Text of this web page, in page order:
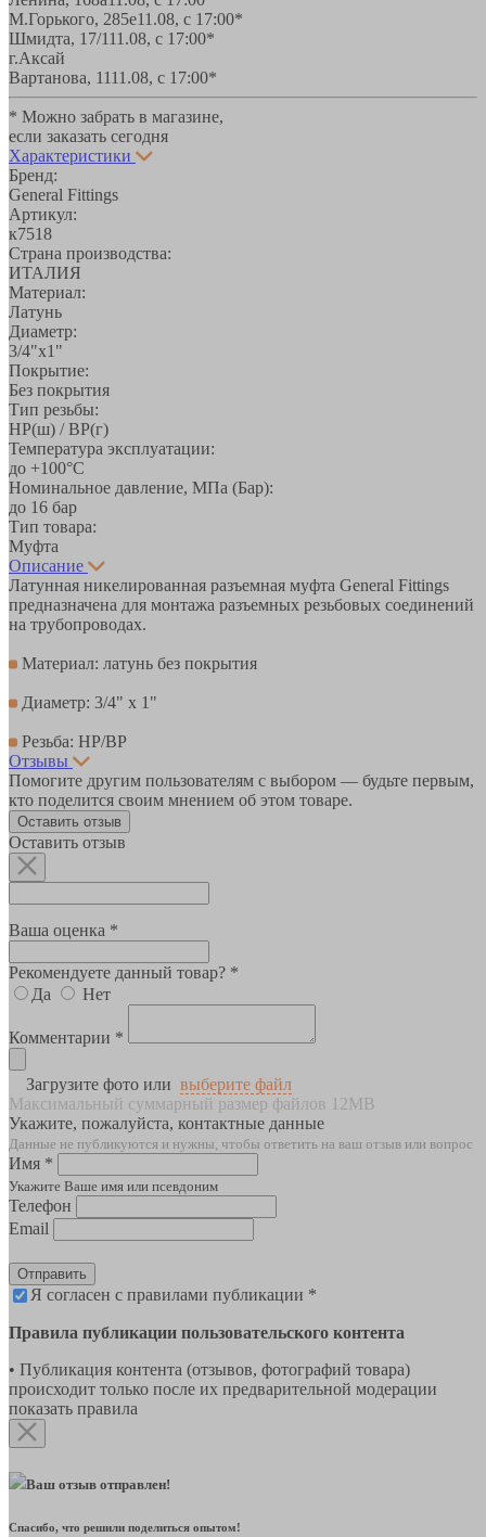
М.Горького, 285е11.08, с 17:00*
Шмидта, 17/111.08, с 17:00*
г.Аксай
Вартанова, 1111.08, с 17:00*
* Можно забрать в магазине,
если заказать сегодня
Характеристики
Бренд:
General Fittings
Артикул:
к7518
Страна производства:
ИТАЛИЯ
Материал:
Латунь
Диаметр:
3/4"х1"
Покрытие:
Без покрытия
Тип резьбы:
НР(ш) / ВР(г)
Температура эксплуатации:
до +100°С
Номинальное давление, МПа (Бар):
до 16 бар
Тип товара:
Муфта
Описание
Латунная никелированная разъемная муфта General Fittings
предназначена для монтажа разъемных резьбовых соединений
на трубопроводах.
Материал: латунь без покрытия
Диаметр: 3/4" x 1"
Резьба: НР/ВР
Отзывы
Помогите другим пользователям с выбором — будьте первым,
кто поделится своим мнением об этом товаре.
Оставить отзыв
Оставить отзыв
Ваша оценка *
Рекомендуете данный товар? *
Да
Нет
Комментарии *
Загрузите фото или выберите файл
Максимальный суммарный размер файлов 12MB
Укажите, пожалуйста, контактные данные
Данные не публикуются и нужны, чтобы ответить на ваш отзыв или вопрос
Имя *
Укажите Ваше имя или псевдоним
Телефон
Email
Отправить
Я согласен с правилами публикации *
Правила публикации пользовательского контента
• Публикация контента (отзывов, фотографий товара)
происходит только после их предварительной модерации
показать правила
Ваш отзыв отправлен!
Спасибо, что решили поделиться опытом!